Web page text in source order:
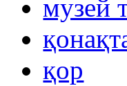
музей
қор